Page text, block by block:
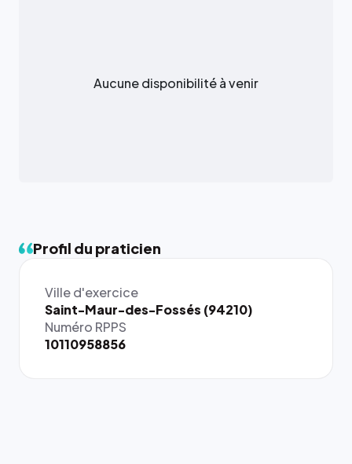
Aucune disponibilité à venir
Profil du praticien
Ville d'exercice
Saint-Maur-des-Fossés (94210)
Numéro RPPS
10110958856
{# 40×40
: la taille
rendue par
`.profile-